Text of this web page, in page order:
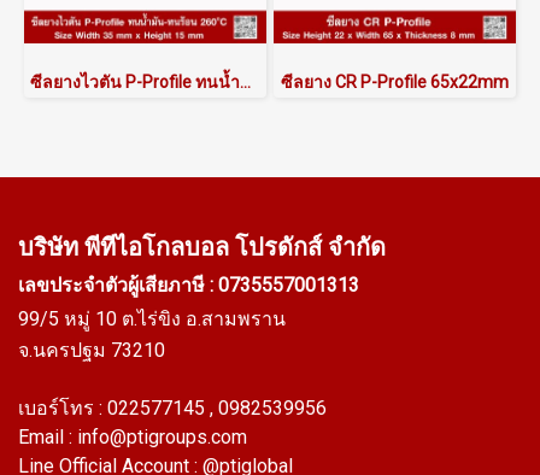
ซีลยางไวตัน P-Profile ทนน้ำมัน-ทนร้อน 260°C | AlphaSeals® | 35×15มม. 50เมตร | สีดำ | VITON FKM ซีลยาง CR P-Profile 65x22mm
บริษัท พีทีไอโกลบอล โปรดักส์ จำกัด
เลขประจำตัวผู้เสียภาษี : 0735557001313
99/5 หมู่ 10 ต.ไร่ขิง อ.สามพราน
จ.นครปฐม 73210
เบอร์โทร : 022577145 , 0982539956
Email : info@ptigroups.com
Line Official Account : @ptiglobal